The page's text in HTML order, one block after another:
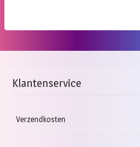
Klantenservice
Verzendkosten